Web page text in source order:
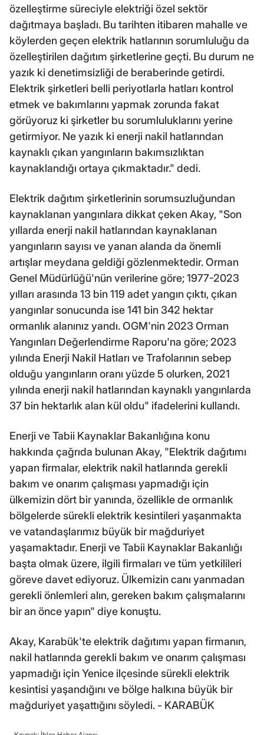
özelleştirme süreciyle elektriği özel sektör
dağıtmaya başladı. Bu tarihten itibaren mahalle ve
köylerden geçen elektrik hatlarının sorumluluğu da
özelleştirilen dağıtım şirketlerine geçti. Bu durum ne
yazık ki denetimsizliği de beraberinde getirdi.
Elektrik şirketleri belli periyotlarla hatları kontrol
etmek ve bakımlarını yapmak zorunda fakat
görüyoruz ki şirketler bu sorumluluklarını yerine
getirmiyor. Ne yazık ki enerji nakil hatlarından
kaynaklı çıkan yangınların bakımsızlıktan
kaynaklandığı ortaya çıkmaktadır." dedi.
Elektrik dağıtım şirketlerinin sorumsuzluğundan
kaynaklanan yangınlara dikkat çeken Akay, "Son
yıllarda enerji nakil hatlarından kaynaklanan
yangınların sayısı ve yanan alanda da önemli
artışlar meydana geldiği gözlenmektedir. Orman
Genel Müdürlüğü'nün verilerine göre; 1977-2023
yılları arasında 13 bin 119 adet yangın çıktı, çıkan
yangınlar sonucunda ise 141 bin 342 hektar
ormanlık alanınız yandı. OGM'nin 2023 Orman
Yangınları Değerlendirme Raporu'na göre; 2023
yılında Enerji Nakil Hatları ve Trafolarının sebep
olduğu yangınların oranı yüzde 5 olurken, 2021
yılında enerji nakil hatlarından kaynaklı yangınlarda
37 bin hektarlık alan kül oldu" ifadelerini kullandı.
Enerji ve Tabii Kaynaklar Bakanlığına konu
hakkında çağrıda bulunan Akay, "Elektrik dağıtımı
yapan firmalar, elektrik nakil hatlarında gerekli
bakım ve onarım çalışması yapmadığı için
ülkemizin dört bir yanında, özellikle de ormanlık
bölgelerde sürekli elektrik kesintileri yaşanmakta
ve vatandaşlarımız büyük bir mağduriyet
yaşamaktadır. Enerji ve Tabii Kaynaklar Bakanlığı
başta olmak üzere, ilgili firmaları ve tüm yetkilileri
göreve davet ediyoruz. Ülkemizin canı yanmadan
gerekli önlemleri alın, gereken bakım çalışmalarını
bir an önce yapın" diye konuştu.
Akay, Karabük'te elektrik dağıtımı yapan firmanın,
nakil hatlarında gerekli bakım ve onarım çalışması
yapmadığı için Yenice ilçesinde sürekli elektrik
kesintisi yaşandığını ve bölge halkına büyük bir
mağduriyet yaşattığını söyledi. - KARABÜK